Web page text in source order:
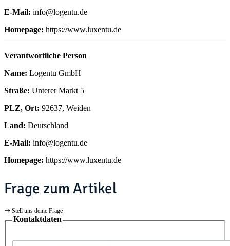
E-Mail: info@logentu.de
Homepage: https://www.luxentu.de
Verantwortliche Person
Name: Logentu GmbH
Straße: Unterer Markt 5
PLZ, Ort: 92637, Weiden
Land: Deutschland
E-Mail: info@logentu.de
Homepage: https://www.luxentu.de
Frage zum Artikel
Stell uns deine Frage
Kontaktdaten